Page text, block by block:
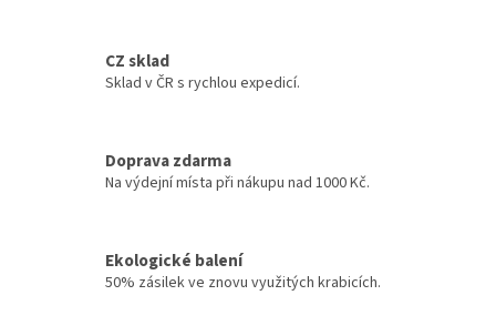
CZ sklad
Sklad v ČR s rychlou expedicí.
Doprava zdarma
Na výdejní místa při nákupu nad 1000 Kč.
Ekologické balení
50% zásilek ve znovu využitých krabicích.